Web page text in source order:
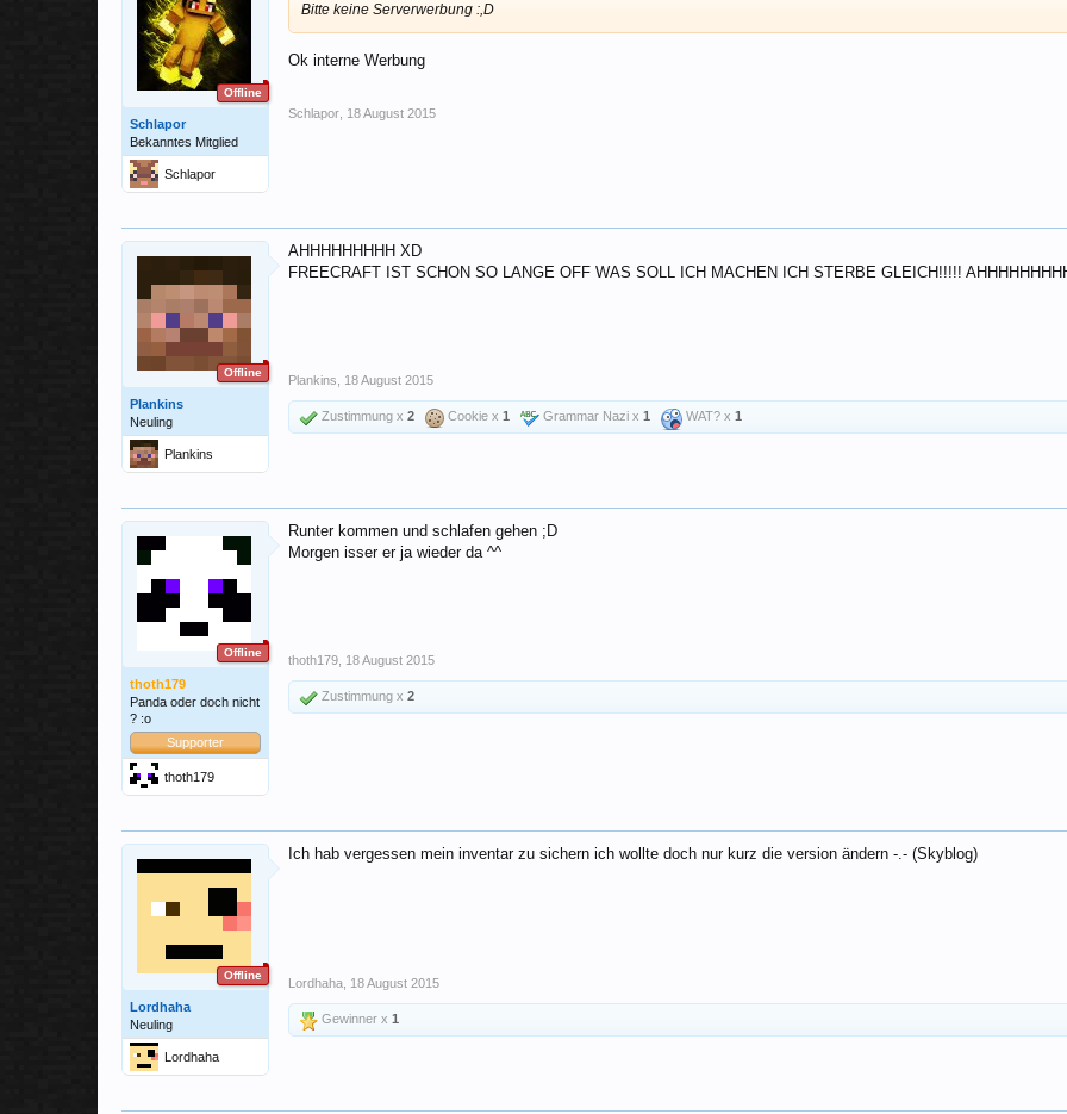
Offline
Schlapor
Bekanntes Mitglied
Schlapor
Bitte keine Serverwerbung :,D
Ok interne Werbung
Schlapor 18 August 2015
Offline
Plankins
Neuling
Plankins
AHHHHHHHHH XD
FREECRAFT IST SCHON SO LANGE OFF WAS SOLL ICH MACHEN ICH STERBE GLEICH!!!!!
Plankins 18 August 2015
Zustimmung x 2 Cookie x 1 Grammar Nazi x 1 WAT? x 1
Offline
thoth179
Panda oder doch nicht
? :o
Supporter
thoth179
Runter kommen und schlafen gehen ;D
Morgen isser er ja wieder da ^^
thoth179 18 August 2015
Zustimmung x 2
Offline
Lordhaha
Neuling
Lordhaha
Ich hab vergessen mein inventar zu sichern ich wollte doch nur kurz die version ändern -.- (Skyblog)
Lordhaha 18 August 2015
Gewinner x 1